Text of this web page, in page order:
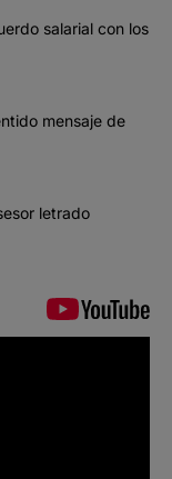
salarial con los
mensaje de
letrado